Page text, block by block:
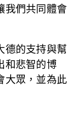
我們共同體會
德的支持與幫
和悲智的博
大眾，並為此